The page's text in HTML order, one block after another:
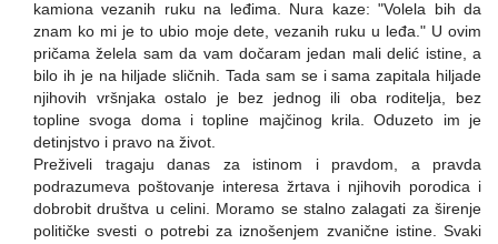
kamiona vezanih ruku na leđima. Nura kaze: "Volela bih da
znam ko mi je to ubio moje dete, vezanih ruku u leđa." U ovim
pričama želela sam da vam dočaram jedan mali delić istine, a
bilo ih je na hiljade sličnih. Tada sam se i sama zapitala hiljade
njihovih vršnjaka ostalo je bez jednog ili oba roditelja, bez
topline svoga doma i topline majčinog krila. Oduzeto im je
detinjstvo i pravo na život.
Preživeli tragaju danas za istinom i pravdom, a pravda
podrazumeva poštovanje interesa žrtava i njihovih porodica i
dobrobit društva u celini. Moramo se stalno zalagati za širenje
političke svesti o potrebi za iznošenjem zvanične istine. Svaki